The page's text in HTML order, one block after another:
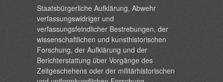
Staatsbürgerliche Aufklärung, Abwehr
verfassungswidriger und
verfassungsfeindlicher Bestrebungen, der
wissenschaftlichen und kunsthistorischen
Forschung, der Aufklärung und der
Berichterstattung über Vorgänge des
Zeitgeschehens oder der militärhistorischen